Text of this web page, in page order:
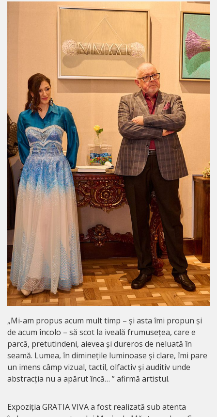
„Mi-am propus acum mult timp – și asta îmi propun și
de acum încolo – să scot la iveală frumusețea, care e
parcă, pretutindeni, aievea și dureros de neluată în
seamă. Lumea, în diminețile luminoase și clare, îmi pare
un imens câmp vizual, tactil, olfactiv și auditiv unde
abstracția nu a apărut încă… ” afirmă artistul.
Expoziția GRATIA VIVA a fost realizată sub atenta